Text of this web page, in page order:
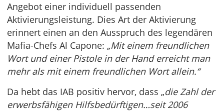
Angebot einer individuell passenden
Aktivierungsleistung. Dies Art der Aktivierung
erinnert einen an den Ausspruch des legendären
Mafia-Chefs Al Capone: „Mit einem freundlichen
Wort und einer Pistole in der Hand erreicht man
mehr als mit einem freundlichen Wort allein.“
Da hebt das IAB positiv hervor, dass „die Zahl der
erwerbsfähigen Hilfsbedürftigen…seit 2006